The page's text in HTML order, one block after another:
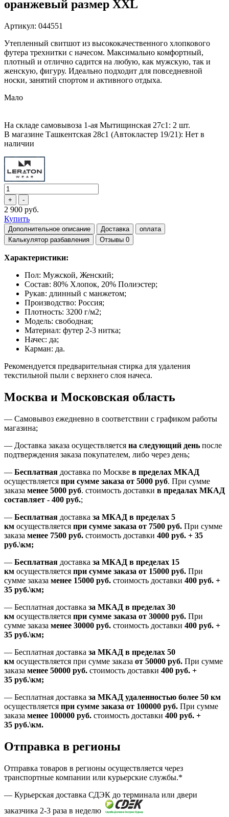
оранжевый размер XXL
Артикул: 044551
Утепленный свитшот из высококачественного хлопкового
футера трехнитки с начесом. Максимально комфортный,
плотный и отлично садится на любую, как мужскую, так и
женскую, фигуру. Идеально подходит для повседневной
носки, занятий спортом и активного отдыха.
Мало
На складе самовывоза 1-ая Мытищинская 27с1: 2 шт.
В магазине Ташкентская 28с1 (Автокластер 19/21): Нет в
наличии
2 900 руб.
Купить
Дополнительное описание Доставка
оплата
Калькулятор разбавления
Отзывы 0
Характеристики:
Пол: Мужской, Женский;
Состав: 80% Хлопок, 20% Полиэстер;
Рукав: длинный с манжетом;
Производство: Россия;
Плотность: 3200 г/м2;
Модель: свободная;
Материал: футер 2-3 нитка;
Начес: да;
Карман: да.
Рекомендуется предварительная стирка для удаления
текстильной пыли с верхнего слоя начеса.
Москва и Московская область
— Самовывоз ежедневно в соответствии с графиком работы
магазина;
— Доставка заказа осуществляется на следующий день после
подтверждения заказа покупателем, либо через день;
— Бесплатная доставка по Москве в пределах МКАД
осуществляется при сумме заказа от 5000 руб. При сумме
заказа менее 5000 руб. стоимость доставки в предалах МКАД
составляет - 400 руб.;
— Бесплатная доставка за МКАД в пределах 5
км осуществляется при сумме заказа от 7500 руб. При сумме
заказа менее 7500 руб. стоимость доставки 400 руб. + 35
руб.\км;
— Бесплатная доставка за МКАД в пределах 15
км осуществляется при сумме заказа от 15000 руб. При
сумме заказа менее 15000 руб. стоимость доставки 400 руб. +
35 руб.\км;
— Бесплатная доставка за МКАД в пределах 30
км осуществляется при сумме заказа от 30000 руб. При
сумме заказа менее 30000 руб. стоимость доставки 400 руб. +
35 руб.\км;
— Бесплатная доставка за МКАД в пределах 50
км осуществляется при сумме заказа от 50000 руб. При сумме
заказа менее 50000 руб. стоимость доставки 400 руб. +
35 руб.\км;
— Бесплатная доставка за МКАД удаленностью более 50 км
осуществляется при сумме заказа от 100000 руб. При сумме
заказа менее 100000 руб. стоимость доставки 400 руб. +
35 руб.\км.
Отправка в регионы
Отправка товаров в регионы осуществляется через
транспортные компании или курьерские службы.*
— Курьерская доставка СДЭК до терминала или двери
заказчика 2-3 раза в неделю